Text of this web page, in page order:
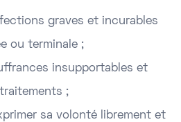
graves et incurables
ou terminale ;
insupportables et
;
sa volonté librement et